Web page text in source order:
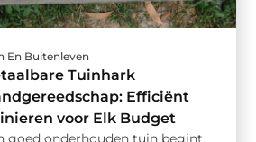
En Buitenleven
Tuinhark
Efficiënt
voor Elk Budget
goed onderhouden tuin begint